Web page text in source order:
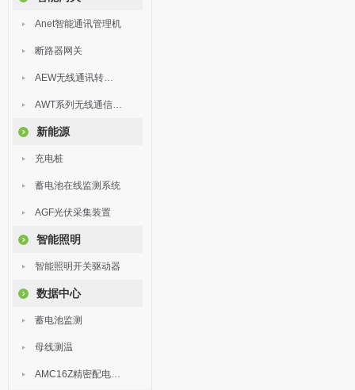
Anet智能通讯管理机
断路器网关
AEW无线通讯转换器
AWT系列无线通信终端
新能源
充电桩
蓄电池在线监测系统
AGF光伏采集装置
智能照明
智能照明开关驱动器
数据中心
蓄电池监测
母线测温
AMC16Z精密配电监控装置